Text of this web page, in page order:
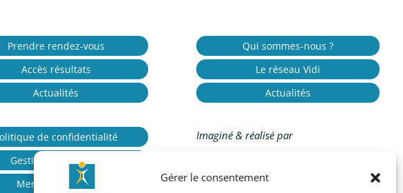
Gérer le consentement
Prendre rendez-vous
Accès résultats
Actualités
de confidentialité
Gestion des cookies
Mentions légales
Qui sommes-nous ?
Le réseau Vidi
Actualités
Imaginé & réalisé par